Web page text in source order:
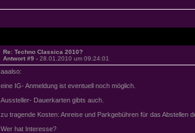
Re: Techno Classica 2010?
Antwort #9 - 28.01.2010 um 09:24:01
aaalso:
eine IG- Anmeldung ist eventuell noch möglich.
Aussteller- Dauerkarten gibts auch.
zu tragende Kosten: Anreise und Parkgebühren für das Abstellen
Wer hat Interesse?